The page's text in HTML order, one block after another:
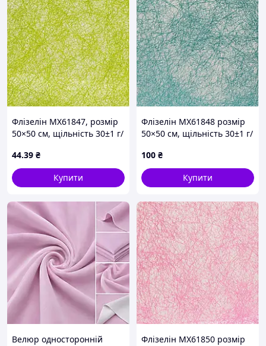
Флізелін MX61847, розмір
50×50 см, щільність 30±1 г/
44.39 ₴
Купити
Флізелін MX61848 розмір
50×50 см, щільність 30±1 г/
100 ₴
Купити
Велюр односторонній
Флізелін MX61850 розмір